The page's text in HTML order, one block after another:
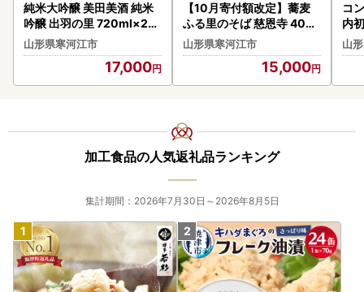
純米大吟醸 美田美酒 純米
吟醸 出羽の里 720ml×2本
受賞酒 飲み比べ セット 酒
日本酒 地酒 山形 0170-E
山形県寒河江市
17,000
【10月寄付額改定】蕎麦
ふる里のそば 慈恩寺 40人
前（20束） 乾麺 そば 蕎麦
麺 亀山製麺所 015-F-KY
山形県寒河江市
15,000
コ
内
＜
山
加工食品の人気返礼品ランキング
集計期間：2026年7月30日～2026年8月5日